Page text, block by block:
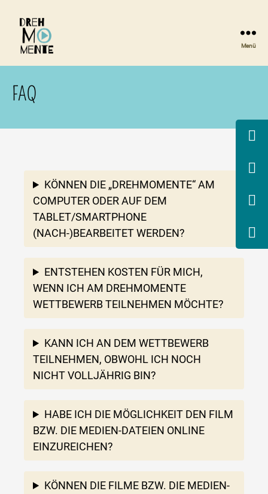
Menü
FAQ
KÖNNEN DIE „DREHMOMENTE“ AM
COMPUTER ODER AUF DEM
TABLET/SMARTPHONE
(NACH-)BEARBEITET WERDEN?
ENTSTEHEN KOSTEN FÜR MICH,
WENN ICH AM DREHMOMENTE
WETTBEWERB TEILNEHMEN MÖCHTE?
KANN ICH AN DEM WETTBEWERB
TEILNEHMEN, OBWOHL ICH NOCH
NICHT VOLLJÄHRIG BIN?
HABE ICH DIE MÖGLICHKEIT DEN FILM
BZW. DIE MEDIEN-DATEIEN ONLINE
EINZUREICHEN?
KÖNNEN DIE FILME BZW. DIE MEDIEN-